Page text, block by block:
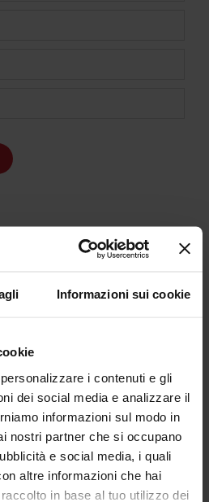
Informazioni sui cookie
i contenuti e gli
dei social media e analizzare il
informazioni sul modo in
nostri partner che si occupano
e social media, i quali
altre informazioni che hai
in base al tuo utilizzo dei
Consulenza Plotter
Popolari